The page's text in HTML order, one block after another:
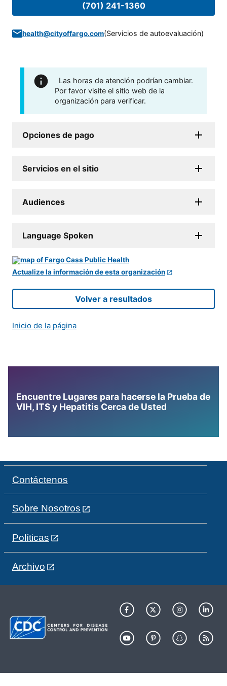
(701) 241-1360
health@cityoffargo.com(Servicios de autoevaluación)
Las horas de atención podrían cambiar.
Por favor visite el sitio web de la
organización para verificar.
Opciones de pago
Servicios en el sitio
Audiences
Language Spoken
Actualize la información de esta organización
Volver a resultados
Inicio de la página
Encuentre Lugares para hacerse la Prueba de
VIH, ITS y Hepatitis Cerca de Usted
Contáctenos
Sobre Nosotros
Políticas
Archivo